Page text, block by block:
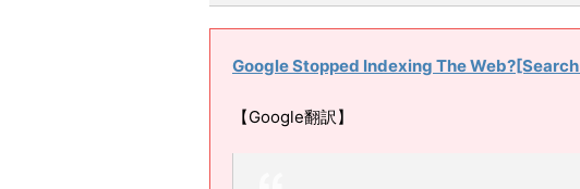
Google Stopped Indexing The
【Google翻訳】